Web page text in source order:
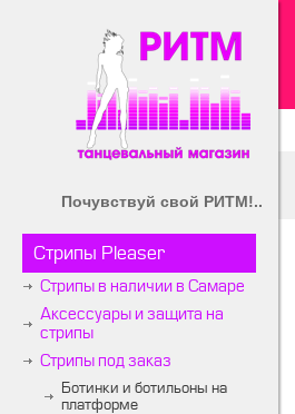
Почувствуй свой РИТМ!..
Стрипы Pleaser
Стрипы в наличии в Самаре
Аксессуары и защита на
стрипы
Стрипы под заказ
Ботинки и ботильоны на
платформе